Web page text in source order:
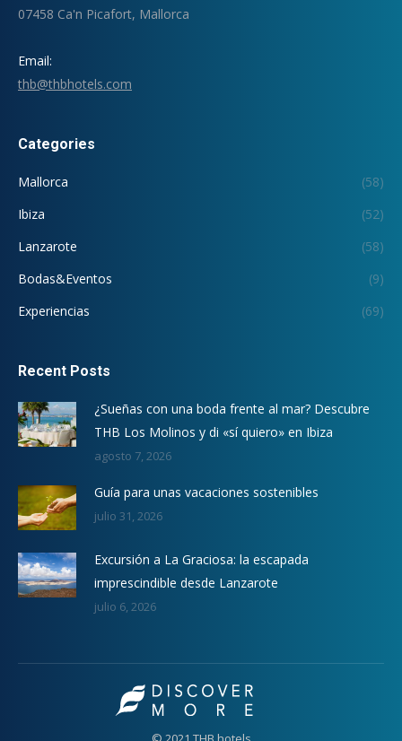
07458 Ca'n Picafort, Mallorca
Email:
thb@thbhotels.com
Categories
Mallorca
(58)
Ibiza
(52)
Lanzarote
(58)
Bodas&Eventos
(9)
Experiencias
(69)
Recent Posts
¿Sueñas con una boda frente al mar? Descubre
THB Los Molinos y di «sí quiero» en Ibiza
agosto 7, 2026
Guía para unas vacaciones sostenibles
julio 31, 2026
Excursión a La Graciosa: la escapada
imprescindible desde Lanzarote
julio 6, 2026